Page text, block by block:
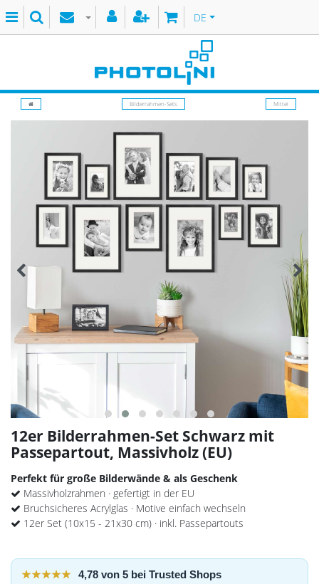
DE
Bilderrahmen-Sets Mittel
12er Bilderrahmen-Set Schwarz mit
Passepartout, Massivholz (EU)
Perfekt für große Bilderwände & als Geschenk
Massivholzrahmen · gefertigt in der EU
Bruchsicheres Acrylglas · Motive einfach wechseln
12er Set (10x15 - 21x30 cm) · inkl. Passepartouts
★★★★★ 4,78 von 5 bei Trusted Shops